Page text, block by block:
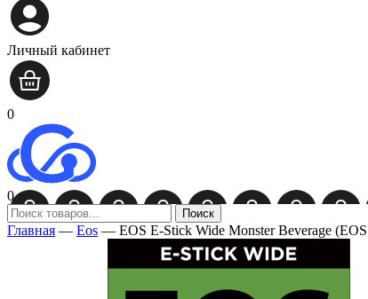
Личный кабинет
0
0
Поиск
Главная — Eos — EOS E-Stick Wide Monster Beverage